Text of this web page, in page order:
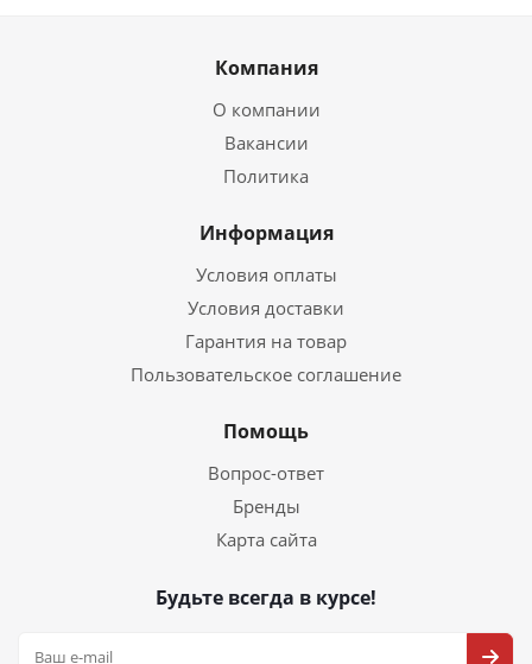
Компания
О компании
Вакансии
Политика
Информация
Условия оплаты
Условия доставки
Гарантия на товар
Пользовательское соглашение
Помощь
Вопрос-ответ
Бренды
Карта сайта
Будьте всегда в курсе!